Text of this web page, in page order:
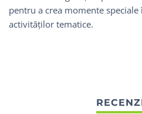
pentru a crea momente
activităților tematice.